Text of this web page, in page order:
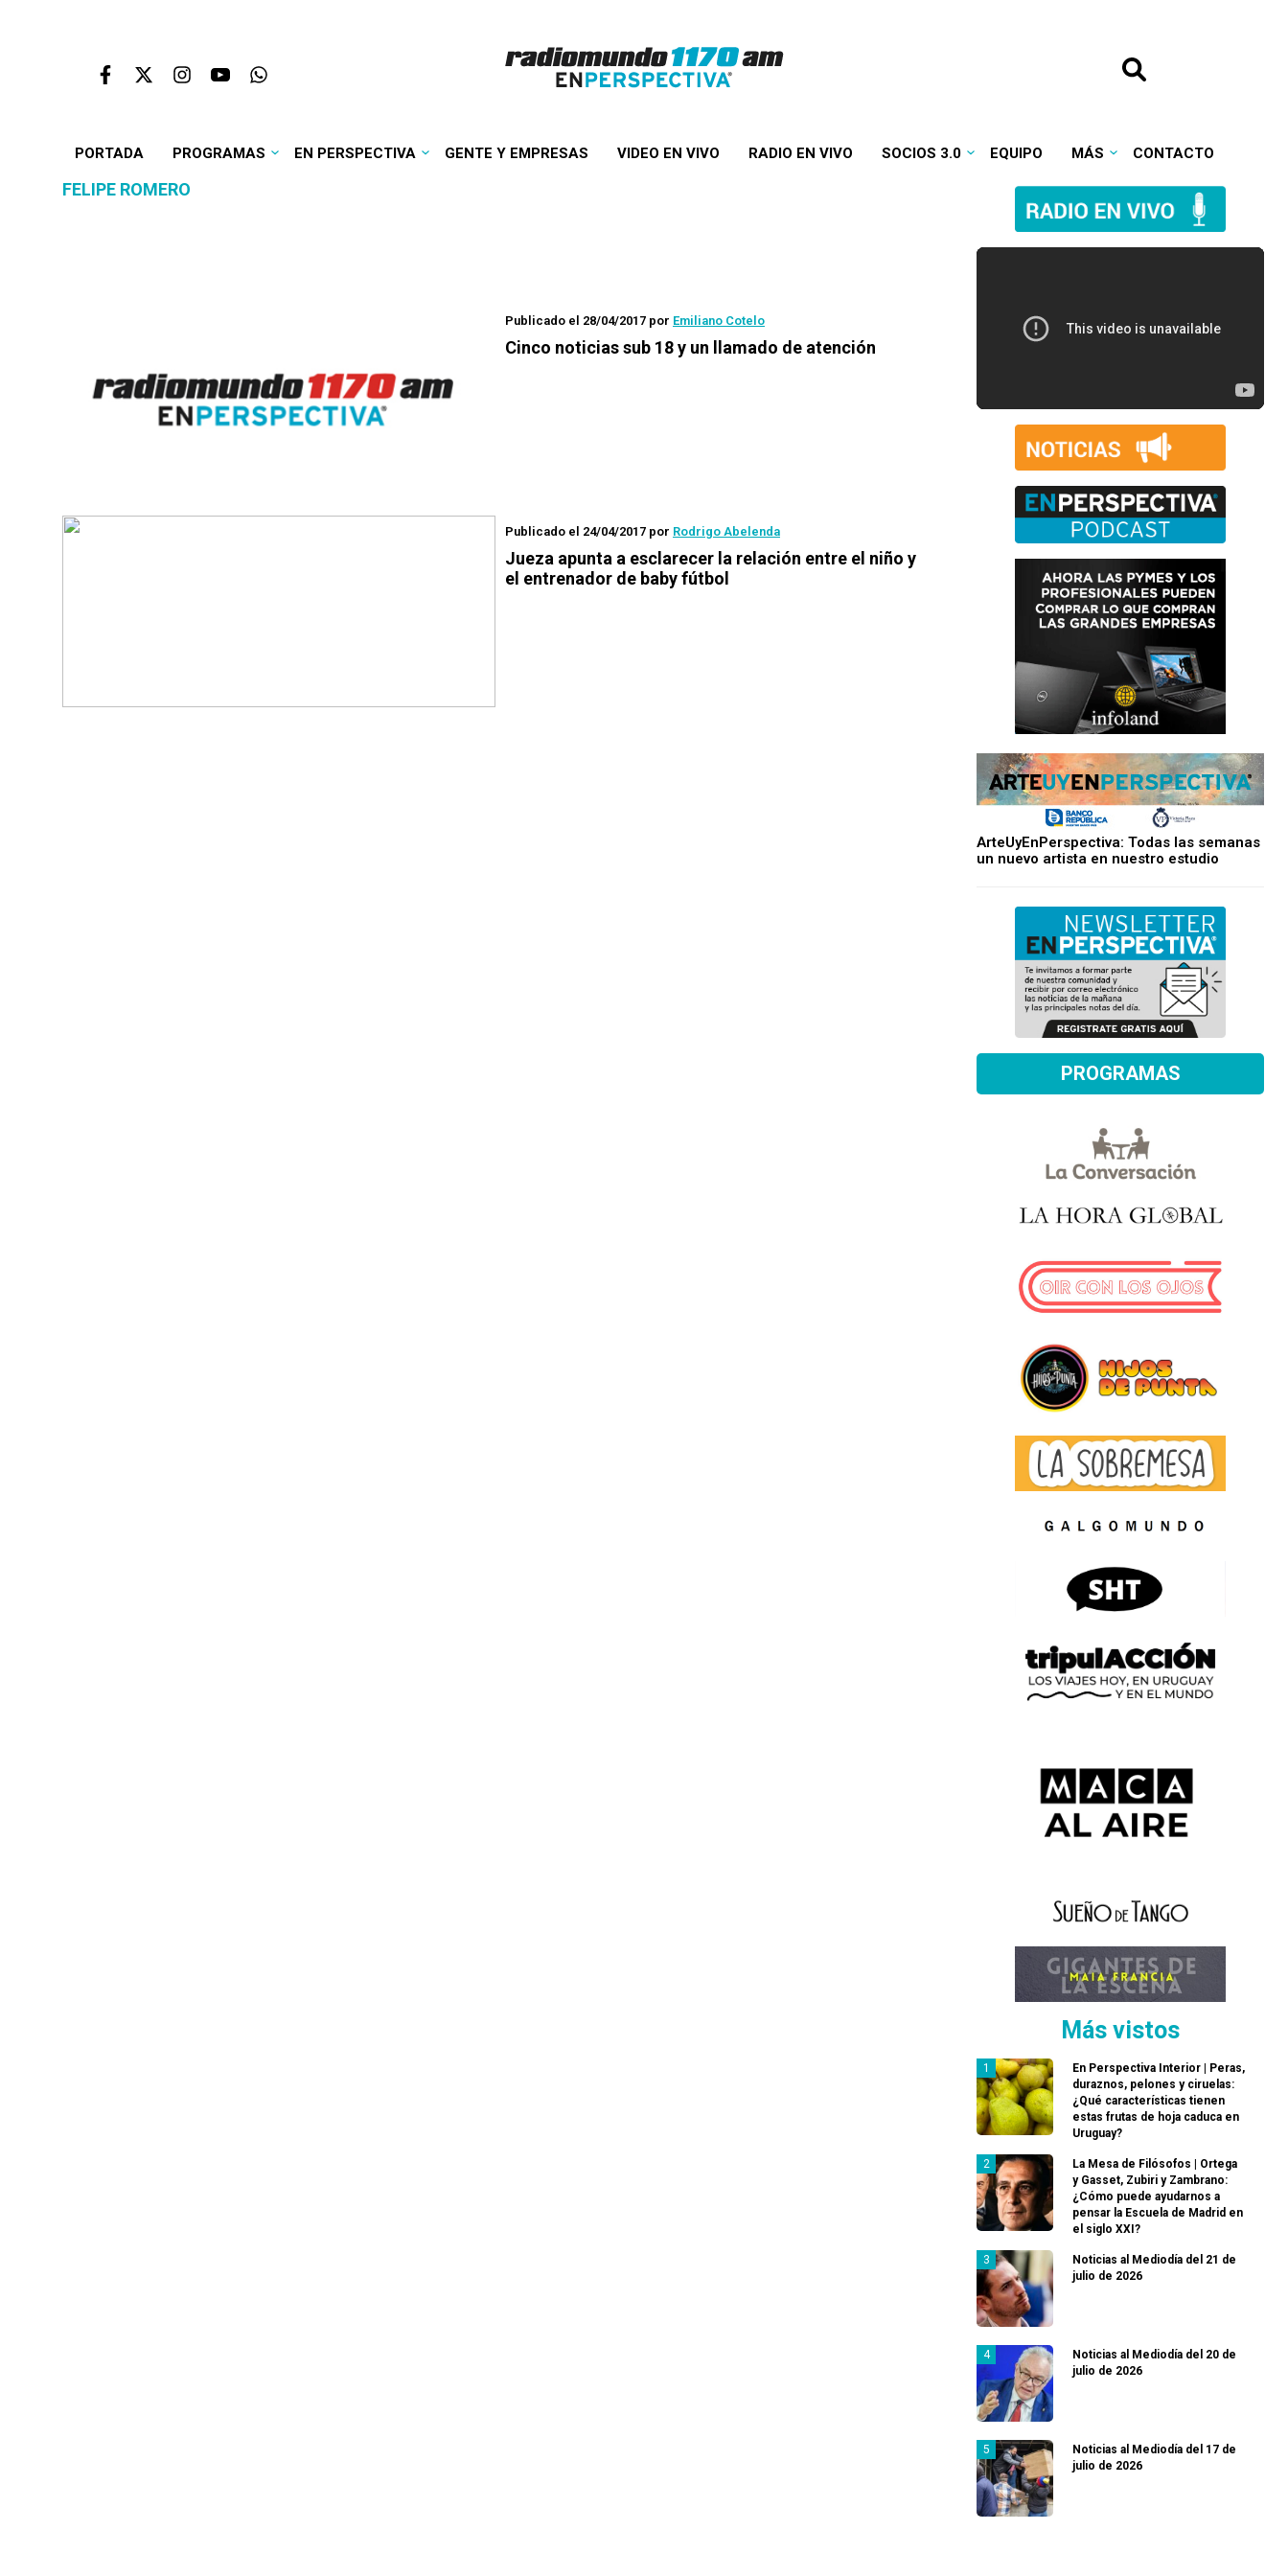
PORTADA PROGRAMAS EN PERSPECTIVA GENTE Y EMPRESAS VIDEO EN VIVO RADIO EN VIVO SOCIOS 3.0 EQUIPO MÁS CONTACTO
FELIPE ROMERO
Publicado el 28/04/2017 por Emiliano Cotelo
Cinco noticias sub 18 y un llamado de atención
Publicado el 24/04/2017 por Rodrigo Abelenda
Jueza apunta a esclarecer la relación entre el niño y
el entrenador de baby fútbol
ArteUyEnPerspectiva: Todas las semanas
un nuevo artista en nuestro estudio
PROGRAMAS
Más vistos
En Perspectiva Interior | Peras,
duraznos, pelones y ciruelas:
¿Qué características tienen
estas frutas de hoja caduca en
Uruguay?
La Mesa de Filósofos | Ortega
y Gasset, Zubiri y Zambrano:
¿Cómo puede ayudarnos a
pensar la Escuela de Madrid en
el siglo XXI?
Noticias al Mediodía del 21 de
julio de 2026
Noticias al Mediodía del 20 de
julio de 2026
Noticias al Mediodía del 17 de
julio de 2026